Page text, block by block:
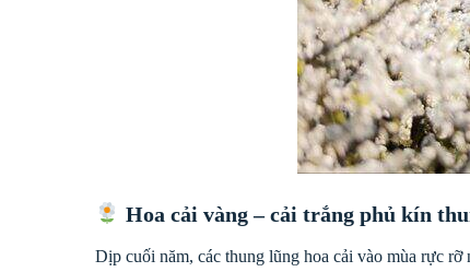
Hoa cải vàng – cải trắng phủ kín
Dịp cuối năm, các thung lũng hoa cải vào mùa rực